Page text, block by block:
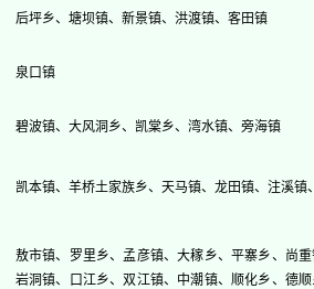
后坪乡、塘坝镇、新景镇、洪渡镇、客田镇
泉口镇
碧波镇、大风洞乡、凯棠乡、湾水镇、旁海镇
凯本镇、羊桥土家族乡、天马镇、龙田镇、注溪
敖市镇、罗里乡、孟彦镇、大稼乡、平寨乡、尚
岩洞镇、口江乡、双江镇、中潮镇、顺化乡、德